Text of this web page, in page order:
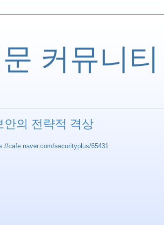
커뮤니티
안의 전략적 격상
cafe.naver.com/securityplus/65431